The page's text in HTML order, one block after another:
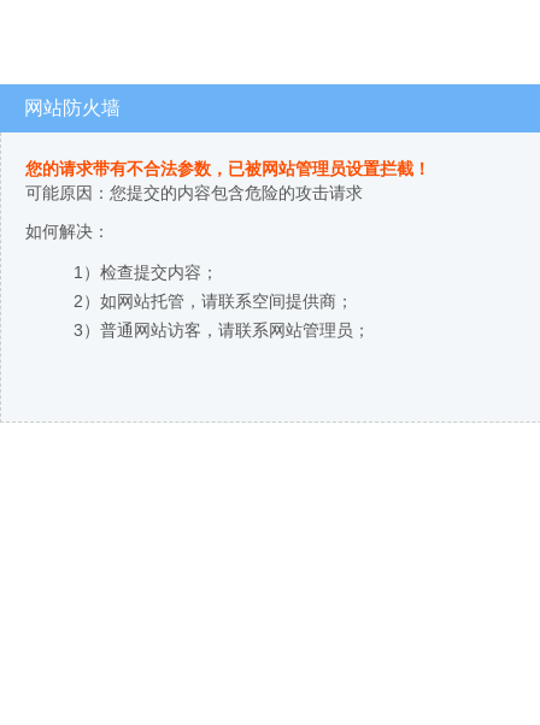
网站防火墙
您的请求带有不合法参数，已被网站管理员设置拦截！
可能原因：您提交的内容包含危险的攻击请求
如何解决：
1）检查提交内容；
2）如网站托管，请联系空间提供商；
3）普通网站访客，请联系网站管理员；